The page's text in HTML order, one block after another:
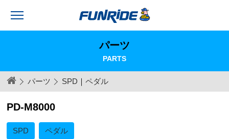
パーツ
PARTS
パーツ SPD ｜ペダル
PD-M8000
SPD ペダル